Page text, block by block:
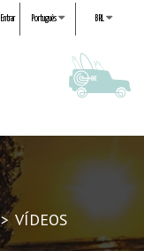
BRL
Português
Entrar
> VÍDEOS